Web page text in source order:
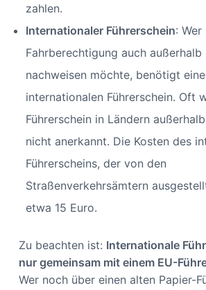
zahlen.
Internationaler Führerschein: Wer
Fahrberechtigung auch außerhalb
nachweisen möchte, benötigt
internationalen Führerschein. Oft
Führerschein in Ländern
nicht anerkannt. Die Kosten des
Führerscheins, der von den
Straßenverkehrsämtern
etwa 15 Euro.
Zu beachten ist: Internationale
nur gemeinsam mit einem EU-
Wer noch über einen alten Papier-